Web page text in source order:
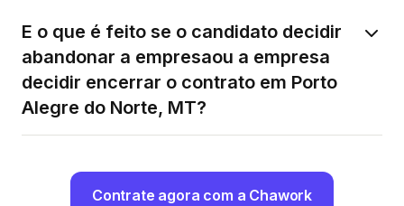
E o que é feito se o candidato decidir
abandonar a empresaou a empresa
decidir encerrar o contrato em Porto
Alegre do Norte, MT?
Contrate agora com a Chawork